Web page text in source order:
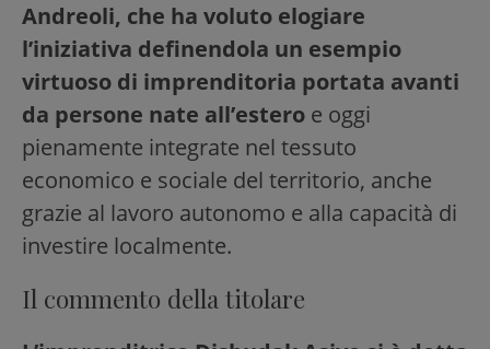
Andreoli, che ha voluto elogiare
l’iniziativa definendola un esempio
virtuoso di imprenditoria portata avanti
da persone nate all’estero e oggi
pienamente integrate nel tessuto
economico e sociale del territorio, anche
grazie al lavoro autonomo e alla capacità di
investire localmente.
Il commento della titolare